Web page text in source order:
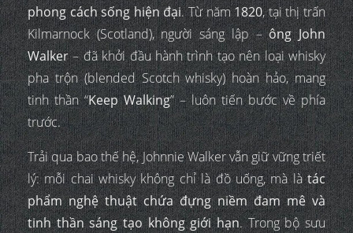
phong cách sống hiện đại. Từ năm1820, tại thị trấn
Kilmarnock (Scotland), người sáng lập –ông John
Walker– đã khởi đầu hành trình tạo nên loại whisky
pha trộn (blended Scotch whisky) hoàn hảo, mang
tinh thần “Keep Walking” – luôn tiến bước về phía
trước.
Trải qua bao thế hệ, Johnnie Walker vẫn giữ vững triết
lý: mỗi chai whisky không chỉ là đồ uống, mà làtác
phẩm nghệ thuật chứa đựng niềm đam mê và
tinh thần sáng tạo không giới hạn. Trong bộ sưu